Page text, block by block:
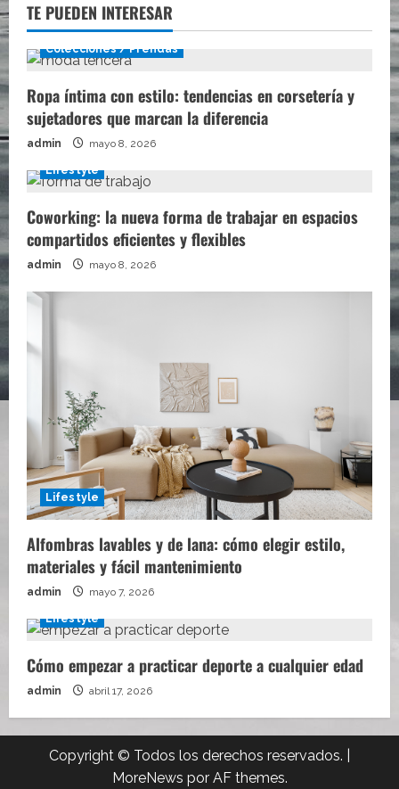
TE PUEDEN INTERESAR
Colecciones / Prendas
Ropa íntima con estilo: tendencias en corsetería y
sujetadores que marcan la diferencia
admin mayo 8, 2026
Lifestyle
Coworking: la nueva forma de trabajar en espacios
compartidos eficientes y flexibles
admin mayo 8, 2026
Lifestyle
Alfombras lavables y de lana: cómo elegir estilo,
materiales y fácil mantenimiento
admin mayo 7, 2026
Lifestyle
Cómo empezar a practicar deporte a cualquier edad
admin abril 17, 2026
Copyright © Todos los derechos reservados.
MoreNews por AF themes.